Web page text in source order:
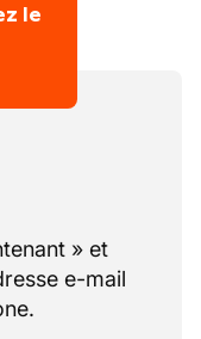
le
» et
e-mail